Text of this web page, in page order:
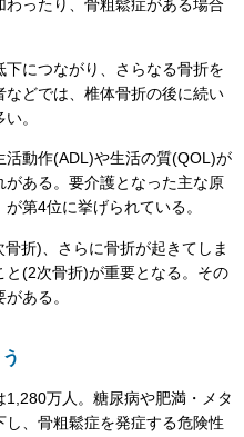
ったり、骨粗鬆症がある場合
につながり、さらなる骨折を
どでは、椎体骨折の後に続い
。
動作(ADL)や生活の質(QOL)が
ある。要介護となった主な原
第4位に挙げられている。
折)、さらに骨折が起きてしま
と(2次骨折)が重要となる。その
ある。
万人。糖尿病や肥満・メタ
、骨粗鬆症を発症する危険性